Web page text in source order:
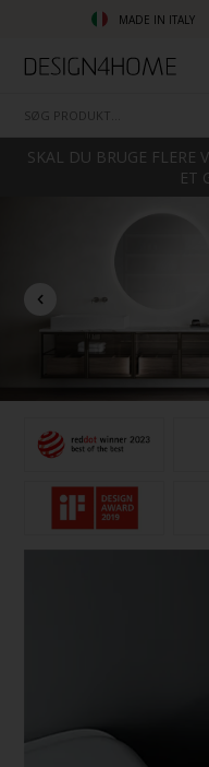
MADE IN ITALY
SKAL DU BRUGE FLERE
ET